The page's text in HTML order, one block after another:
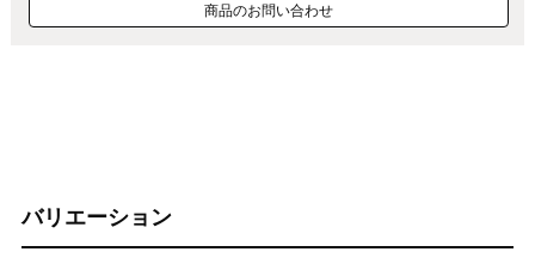
商品のお問い合わせ
バリエーション